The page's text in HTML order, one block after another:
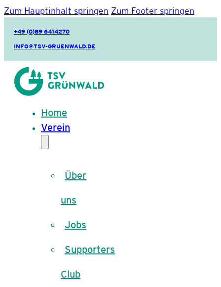
Zum Hauptinhalt springen Zum Footer springen
+49 (0)89 6414270
INFO@TSV-GRUENWALD.DE
Home
Verein
Über
uns
Jobs
Supporters
Club